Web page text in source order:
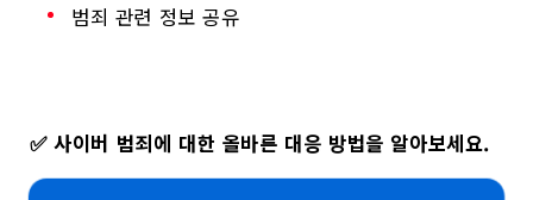
범죄 관련 정보 공유
✅사이버 범죄에 대한 올바른 대응 방법을 알아보세요.